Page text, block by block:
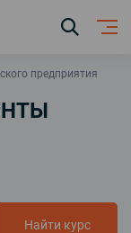
предприятия
Найти курс